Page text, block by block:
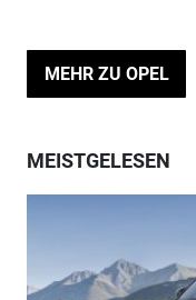
MEHR ZU OPEL
MEISTGELESEN